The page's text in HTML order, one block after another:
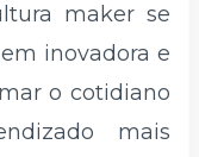
maker se
inovadora e
o cotidiano
mais